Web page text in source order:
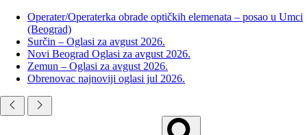
Operater/Operaterka obrade optičkih elemenata – posao u Umci
(Beograd)
Surčin – Oglasi za avgust 2026.
Novi Beograd Oglasi za avgust 2026.
Zemun – Oglasi za avgust 2026.
Obrenovac najnoviji oglasi jul 2026.